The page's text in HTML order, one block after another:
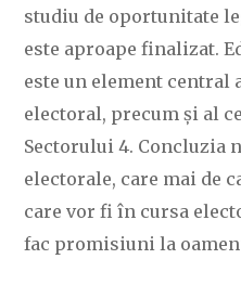
studiu de oportunitate
este aproape finalizat.
este un element central
electoral, precum și al
Sectorului 4. Concluzia
electorale, care mai de
care vor fi în cursa
fac